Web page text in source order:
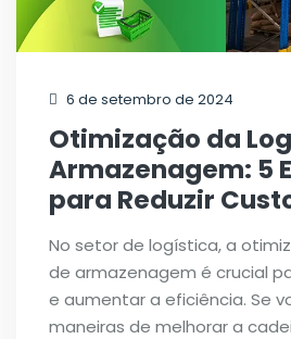
6 de setembro de 2024
Otimização da
Armazenagem: 5
para Reduzir
No setor de logística, a
de armazenagem é crucial
e aumentar a eficiência. Se
maneiras de melhorar a